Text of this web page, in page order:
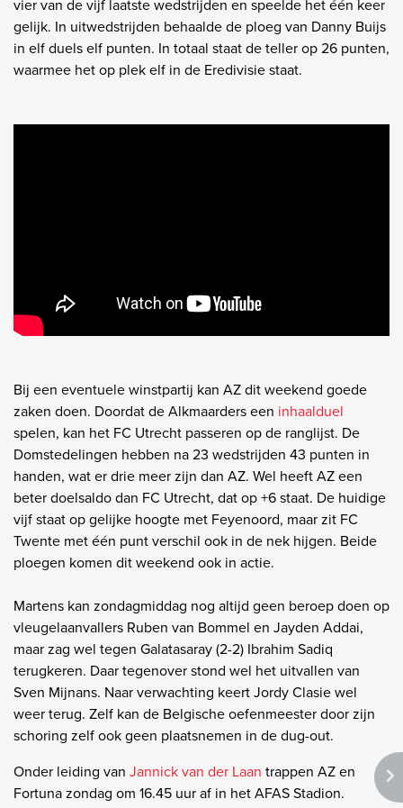
vier van de vijf laatste wedstrijden en speelde het één keer
gelijk. In uitwedstrijden behaalde de ploeg van Danny Buijs
in elf duels elf punten. In totaal staat de teller op 26 punten,
waarmee het op plek elf in de Eredivisie staat.
Bij een eventuele winstpartij kan AZ dit weekend goede
zaken doen. Doordat de Alkmaarders een inhaalduel
spelen, kan het FC Utrecht passeren op de ranglijst. De
Domstedelingen hebben na 23 wedstrijden 43 punten in
handen, wat er drie meer zijn dan AZ. Wel heeft AZ een
beter doelsaldo dan FC Utrecht, dat op +6 staat. De huidige
vijf staat op gelijke hoogte met Feyenoord, maar zit FC
Twente met één punt verschil ook in de nek hijgen. Beide
ploegen komen dit weekend ook in actie.
Martens kan zondagmiddag nog altijd geen beroep doen op
vleugelaanvallers Ruben van Bommel en Jayden Addai,
maar zag wel tegen Galatasaray (2-2) Ibrahim Sadiq
terugkeren. Daar tegenover stond wel het uitvallen van
Sven Mijnans. Naar verwachting keert Jordy Clasie wel
weer terug. Zelf kan de Belgische oefenmeester door zijn
schoring zelf ook geen plaatsnemen in de dug-out.
Onder leiding van Jannick van der Laan trappen AZ en
Fortuna zondag om 16.45 uur af in het AFAS Stadion.